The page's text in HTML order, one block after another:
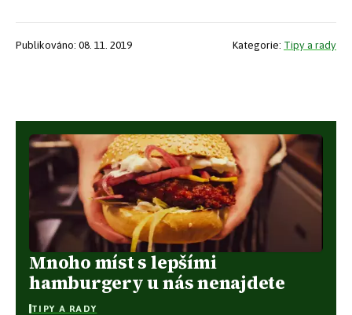
Publikováno: 08. 11. 2019 Kategorie: Tipy a rady
Mnoho míst s lepšími
hamburgery u nás nenajdete
TIPY A RADY